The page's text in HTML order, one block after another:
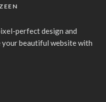
perfect design and
beautiful website with